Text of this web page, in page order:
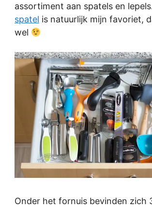
assortiment aan spatels en
spatel is natuurlijk mijn favoriet,
wel
Onder het fornuis bevinden zich